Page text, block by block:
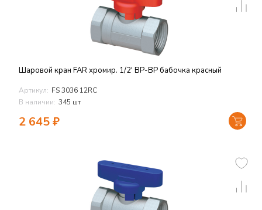
Шаровой кран FAR хромир. 1/2' ВР-ВР бабочка красный
Артикул: FS 3036 12RC
В наличии: 345 шт
2 645₽